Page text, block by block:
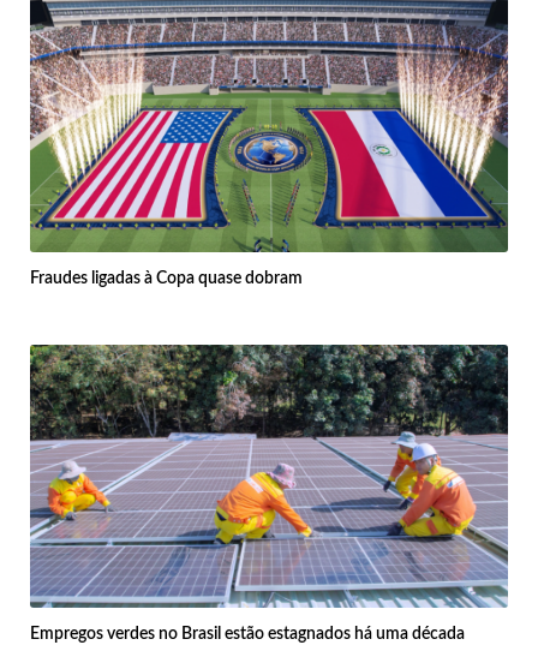
Fraudes ligadas à Copa quase dobram
Empregos verdes no Brasil estão estagnados há uma década